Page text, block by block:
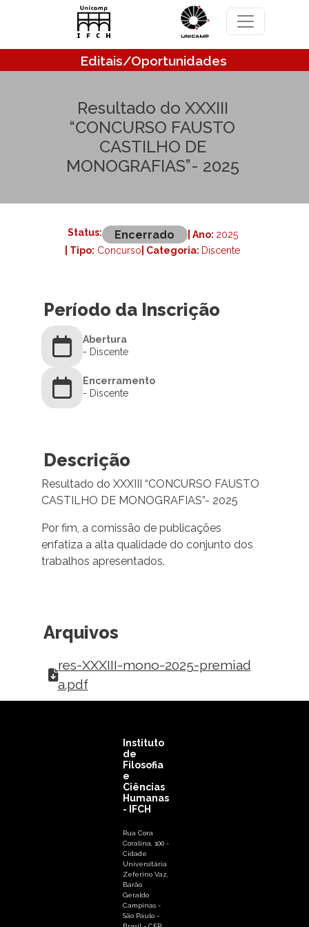
Pular para o conteúdo principal
Editais/Oportunidades
Resultado do XXXIII
“CONCURSO FAUSTO
CASTILHO DE
MONOGRAFIAS”- 2025
Status: Encerrado | Ano: 2025
| Tipo: Concurso | Categoria: Discente
Período da Inscrição
Abertura
- Discente
Encerramento
- Discente
Descrição
Resultado do XXXIII “CONCURSO FAUSTO
CASTILHO DE MONOGRAFIAS”- 2025
Por fim, a comissão de publicações
enfatiza a alta qualidade do conjunto dos
trabalhos apresentados.
Arquivos
res-XXXIII-mono-2025-premiad
a.pdf
Instituto
de
Filosofia
e
Ciências
Humanas
- IFCH
Rua Cora
Coralina, 100 -
Cidade
Universitária
Zeferino Vaz,
Barão
Geraldo
Campinas -
São Paulo -